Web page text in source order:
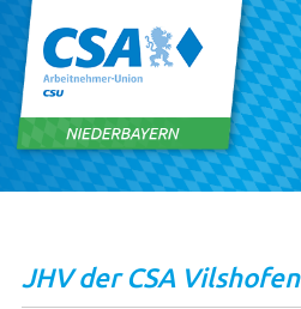
JHV der CSA Vilshofen